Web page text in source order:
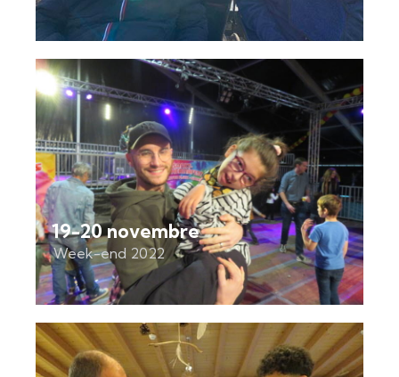
19-20 novembre
Week-end 2022